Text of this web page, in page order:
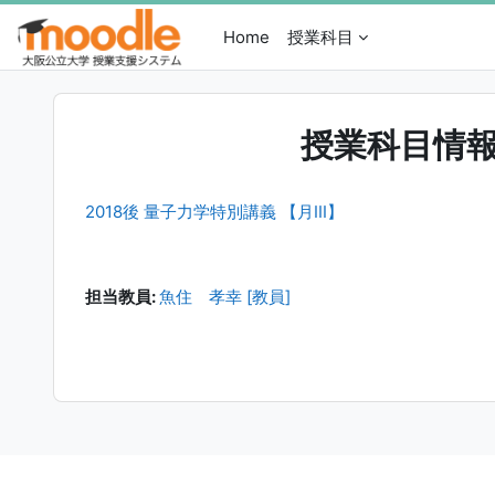
メインコンテンツへスキップする
Home
授業科目
授業科目情
2018後 量子力学特別講義 【月III】
担当教員:魚住 孝幸 [教員]